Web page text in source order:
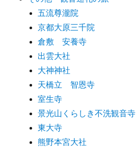
五流尊瀧院
京都大原三千院
倉敷 安養寺
出雲大社
大神神社
天橋立 智恩寺
室生寺
景光山くらしき不洗観音寺
東大寺
熊野本宮大社